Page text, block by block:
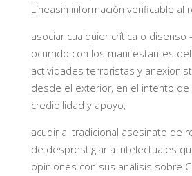
Líneasin información verificable al
asociar cualquier crítica o
ocurrido con los manifestantes
actividades terroristas y
desde el exterior, en el intento de
credibilidad y apoyo;
acudir al tradicional asesinato de
de desprestigiar a intelectuales
opiniones con sus análisis sobre